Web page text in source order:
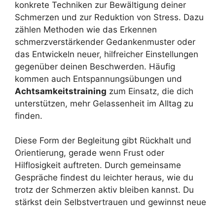
konkrete Techniken zur Bewältigung deiner
Schmerzen und zur Reduktion von Stress. Dazu
zählen Methoden wie das Erkennen
schmerzverstärkender Gedankenmuster oder
das Entwickeln neuer, hilfreicher Einstellungen
gegenüber deinen Beschwerden. Häufig
kommen auch Entspannungsübungen und
Achtsamkeitstraining zum Einsatz, die dich
unterstützen, mehr Gelassenheit im Alltag zu
finden.
Diese Form der Begleitung gibt Rückhalt und
Orientierung, gerade wenn Frust oder
Hilflosigkeit auftreten. Durch gemeinsame
Gespräche findest du leichter heraus, wie du
trotz der Schmerzen aktiv bleiben kannst. Du
stärkst dein Selbstvertrauen und gewinnst neue